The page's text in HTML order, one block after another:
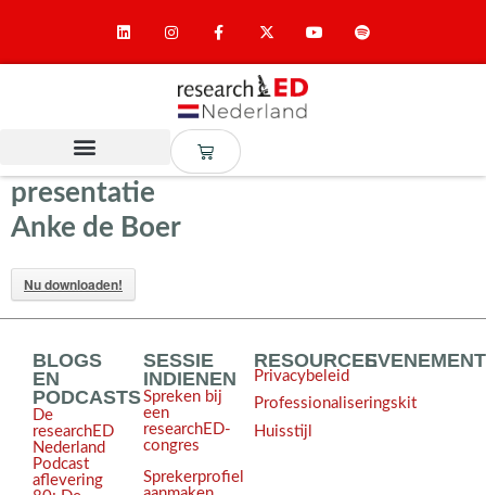
presentatie
Anke de Boer
Nu downloaden!
BLOGS
EN
PODCASTS
De
researchED
Nederland
Podcast
aflevering
SESSIE
INDIENEN
Spreken bij
een
researchED-
congres
Sprekerprofiel
RESOURCES
Privacybeleid
Professionaliseringskit
Huisstijl